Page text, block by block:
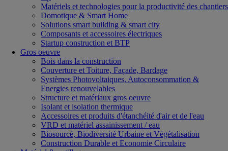
Matériels et technologies pour la productivité des chantiers
Domotique & Smart Home
Solutions smart building & smart city
Composants et accessoires électriques
Startup construction et BTP
Gros oeuvre
Bois dans la construction
Couverture et Toiture, Façade, Bardage
Systèmes Photovoltaiques, Autoconsommation &
Energies renouvelables
Structure et matériaux gros oeuvre
Isolant et isolation thermique
Accessoires et produits d'étanchéité d'air et de l'eau
VRD et matériel assainissement / eau
Biosourcé, Biodiversité Urbaine et Végétalisation
Construction Durable et Economie Circulaire